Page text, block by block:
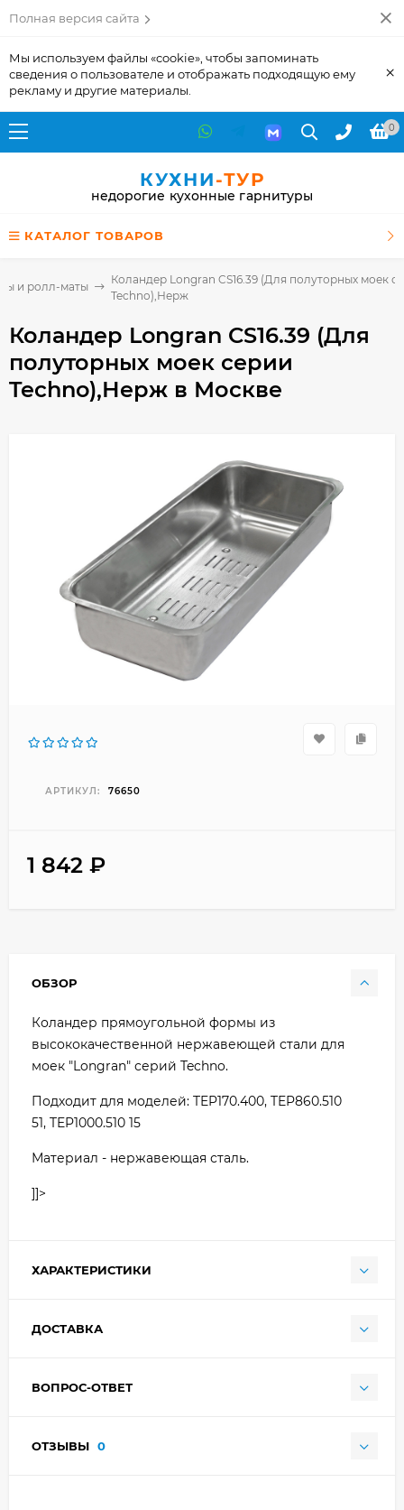
Полная версия сайта
Мы используем файлы «cookie», чтобы запоминать
сведения о пользователе и отображать подходящую ему
рекламу и другие материалы.
×
0
КУХНИ-ТУР
недорогие кухонные гарнитуры
КАТАЛОГ ТОВАРОВ
и ролл-маты
Коландер Longran CS16.39 (Для полуторных моек
Techno),Нерж
Коландер Longran CS16.39 (Для
полуторных моек серии
Techno),Нерж в Москве
АРТИКУЛ: 76650
1 842 ₽
ОБЗОР
Коландер прямоугольной формы из
высококачественной нержавеющей стали для
моек "Longran" серий Techno.
Подходит для моделей: TEP170.400, TEP860.510
51, TEP1000.510 15
Материал - нержавеющая сталь.
]]>
ХАРАКТЕРИСТИКИ
ДОСТАВКА
ВОПРОС-ОТВЕТ
ОТЗЫВЫ 0